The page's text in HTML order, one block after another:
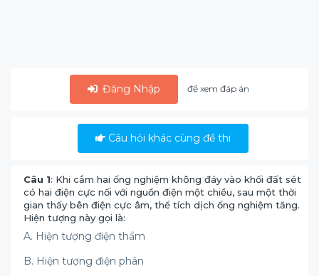
Đăng Nhập để xem đáp án
Câu hỏi khác cùng đề thi
Câu 1: Khi cắm hai ống nghiệm không đáy vào khối đất sét
có hai điện cực nối với nguồn điện một chiều, sau một thời
gian thấy bên điện cực âm, thể tích dịch ống nghiệm tăng.
Hiện tượng này gọi là:
A. Hiện tượng điện thẩm
B. Hiện tượng điện phân